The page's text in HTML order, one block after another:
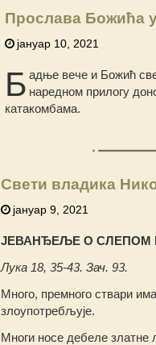
Прослава Божића у
јануар 10, 2021
Б адње вече и Божић
наредном прилогу
катакомбама.
Свети владика
јануар 9, 2021
ЈЕВАНЂЕЉЕ О СЛЕПОМ
Лука 18, 35-43. Зач. 93.
Много, премного ствари
злоупотребљује.
Многи носе дебеле златне